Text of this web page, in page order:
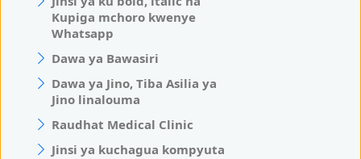
Kupiga mchoro kwenye
Whatsapp
Dawa ya Bawasiri
Dawa ya Jino, Tiba Asilia ya
Jino linalouma
Raudhat Medical Clinic
Jinsi ya kuchagua kompyuta